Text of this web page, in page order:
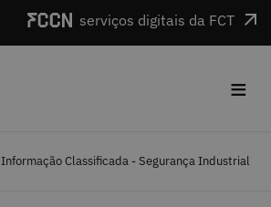
serviços digitais da FCT
≡
Informação Classificada - Segurança Industrial